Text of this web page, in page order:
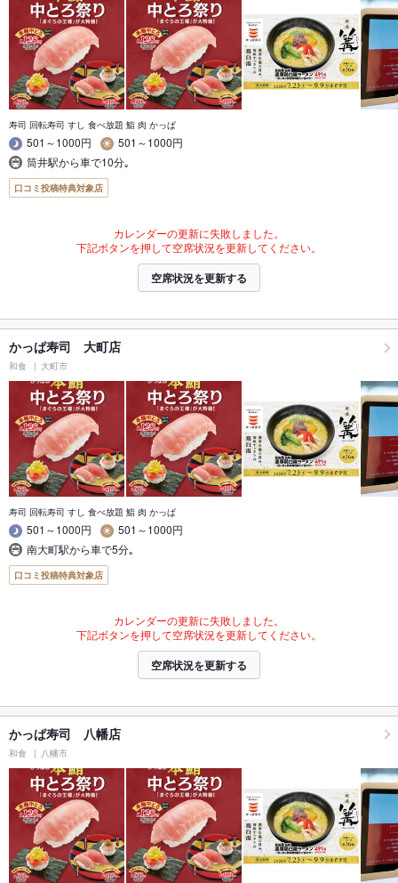
寿司 回転寿司 すし 食べ放題 鮨 肉 かっぱ
501～1000円
501～1000円
筒井駅から車で10分｡
口コミ投稿特典対象店
カレンダーの更新に失敗しました。
下記ボタンを押して空席状況を更新してください。
空席状況を更新する
かっぱ寿司 大町店
和食 大町市
寿司 回転寿司 すし 食べ放題 鮨 肉 かっぱ
501～1000円
501～1000円
南大町駅から車で5分｡
口コミ投稿特典対象店
カレンダーの更新に失敗しました。
下記ボタンを押して空席状況を更新してください。
空席状況を更新する
かっぱ寿司 八幡店
和食 八幡市